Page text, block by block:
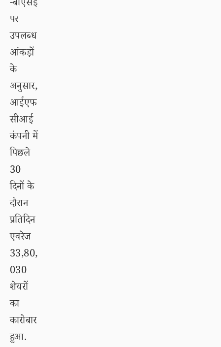
-बीएसई
पर
उपलब्ध
आंकड़ों
के
अनुसार,
आईएफ
सीआई
कंपनी में
पिछले
30
दिनों के
दौरान
प्रतिदिन
एवरेज
33,80,
030
शेयरों
का
कारोबार
हुआ.